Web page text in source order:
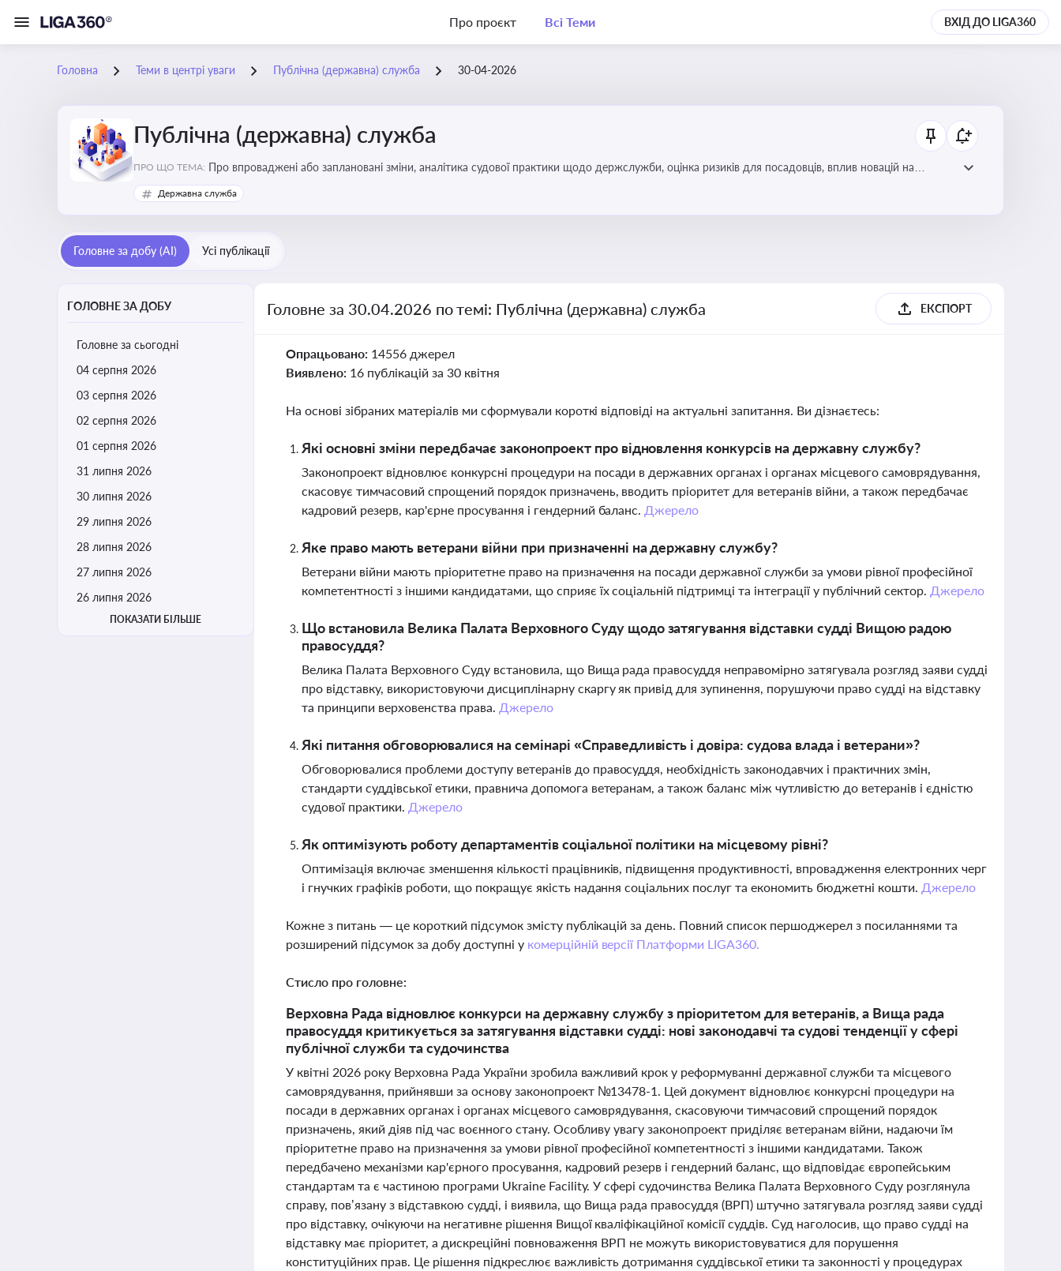
Про проєкт Всі Теми ВХІД ДО LIGA360
Головна Теми в центрі уваги Публічна (державна) служба 30-04-2026
Публічна (державна) служба
ПРО ЩО ТЕМА: Про впроваджені або заплановані зміни, аналітика судової практики щодо держслужби, оцінка ризиків для посадовців, вплив новацій на
організаційну структуру, трудові відносини в органах влади, дотримання етичних стандартів
Державна служба
Головне за добу (AI) Усі публікації
ГОЛОВНЕ ЗА ДОБУ
Головне за сьогодні
04 серпня 2026
03 серпня 2026
02 серпня 2026
01 серпня 2026
31 липня 2026
30 липня 2026
29 липня 2026
28 липня 2026
27 липня 2026
26 липня 2026
ПОКАЗАТИ БІЛЬШЕ
Головне за 30.04.2026 по темі: Публічна (державна) служба ЕКСПОРТ
Опрацьовано: 14556 джерел
Виявлено: 16 публікацій за 30 квітня
На основі зібраних матеріалів ми сформували короткі відповіді на актуальні запитання. Ви дізнаєтесь:
Які основні зміни передбачає законопроект про відновлення конкурсів на державну службу?
Законопроект відновлює конкурсні процедури на посади в державних органах і органах місцевого самоврядування,
скасовує тимчасовий спрощений порядок призначень, вводить пріоритет для ветеранів війни, а також передбачає
кадровий резерв, кар'єрне просування і гендерний баланс. Джерело
Яке право мають ветерани війни при призначенні на державну службу?
Ветерани війни мають пріоритетне право на призначення на посади державної служби за умови рівної професійної
компетентності з іншими кандидатами, що сприяє їх соціальній підтримці та інтеграції у публічний сектор. Джерело
Що встановила Велика Палата Верховного Суду щодо затягування відставки судді Вищою радою
правосуддя?
Велика Палата Верховного Суду встановила, що Вища рада правосуддя неправомірно затягувала розгляд заяви судді
про відставку, використовуючи дисциплінарну скаргу як привід для зупинення, порушуючи право судді на відставку
та принципи верховенства права. Джерело
Які питання обговорювалися на семінарі «Справедливість і довіра: судова влада і ветерани»?
Обговорювалися проблеми доступу ветеранів до правосуддя, необхідність законодавчих і практичних змін,
стандарти суддівської етики, правнича допомога ветеранам, а також баланс між чутливістю до ветеранів і єдністю
судової практики. Джерело
Як оптимізують роботу департаментів соціальної політики на місцевому рівні?
Оптимізація включає зменшення кількості працівників, підвищення продуктивності, впровадження електронних черг
і гнучких графіків роботи, що покращує якість надання соціальних послуг та економить бюджетні кошти. Джерело
Кожне з питань — це короткий підсумок змісту публікацій за день. Повний список першоджерел з посиланнями та
розширений підсумок за добу доступні у комерційній версії Платформи LIGA360.
Стисло про головне:
Верховна Рада відновлює конкурси на державну службу з пріоритетом для ветеранів, а Вища рада
правосуддя критикується за затягування відставки судді: нові законодавчі та судові тенденції у сфері
публічної служби та судочинства
У квітні 2026 року Верховна Рада України зробила важливий крок у реформуванні державної служби та місцевого
самоврядування, прийнявши за основу законопроект №13478-1. Цей документ відновлює конкурсні процедури на
посади в державних органах і органах місцевого самоврядування, скасовуючи тимчасовий спрощений порядок
призначень, який діяв під час воєнного стану. Особливу увагу законопроект приділяє ветеранам війни, надаючи їм
пріоритетне право на призначення за умови рівної професійної компетентності з іншими кандидатами. Також
передбачено механізми кар'єрного просування, кадровий резерв і гендерний баланс, що відповідає європейським
стандартам та є частиною програми Ukraine Facility. У сфері судочинства Велика Палата Верховного Суду розглянула
справу, пов’язану з відставкою судді, і виявила, що Вища рада правосуддя (ВРП) штучно затягувала розгляд заяви судді
про відставку, очікуючи на негативне рішення Вищої кваліфікаційної комісії суддів. Суд наголосив, що право судді на
відставку має пріоритет, а дискреційні повноваження ВРП не можуть використовуватися для порушення
конституційних прав. Це рішення підкреслює важливість дотримання суддівської етики та законності у процедурах